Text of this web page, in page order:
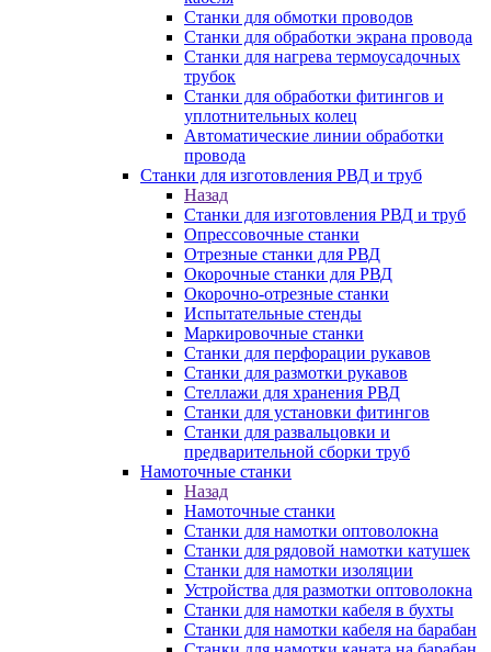
Станки для обмотки проводов
Станки для обработки экрана провода
Станки для нагрева термоусадочных
трубок
Станки для обработки фитингов и
уплотнительных колец
Автоматические линии обработки
провода
Станки для изготовления РВД и труб
Назад
Станки для изготовления РВД и труб
Опрессовочные станки
Отрезные станки для РВД
Окорочные станки для РВД
Окорочно-отрезные станки
Испытательные стенды
Маркировочные станки
Станки для перфорации рукавов
Станки для размотки рукавов
Стеллажи для хранения РВД
Станки для установки фитингов
Станки для развальцовки и
предварительной сборки труб
Намоточные станки
Назад
Намоточные станки
Станки для намотки оптоволокна
Станки для рядовой намотки катушек
Станки для намотки изоляции
Устройства для размотки оптоволокна
Станки для намотки кабеля в бухты
Станки для намотки кабеля на барабан